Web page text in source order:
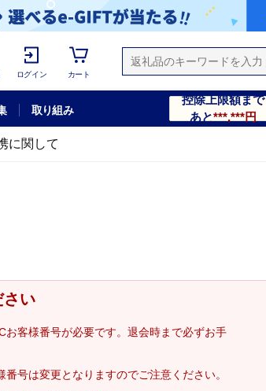
ログイン カート
取り組み
控除上限額まで
あと***,***円
に関して
さい
客様番号が必要です。退会時まで必ずお手
号は変更となりますのでご注意ください。